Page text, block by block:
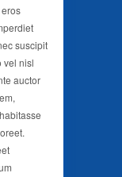
suscipit
vel nisl
auctor